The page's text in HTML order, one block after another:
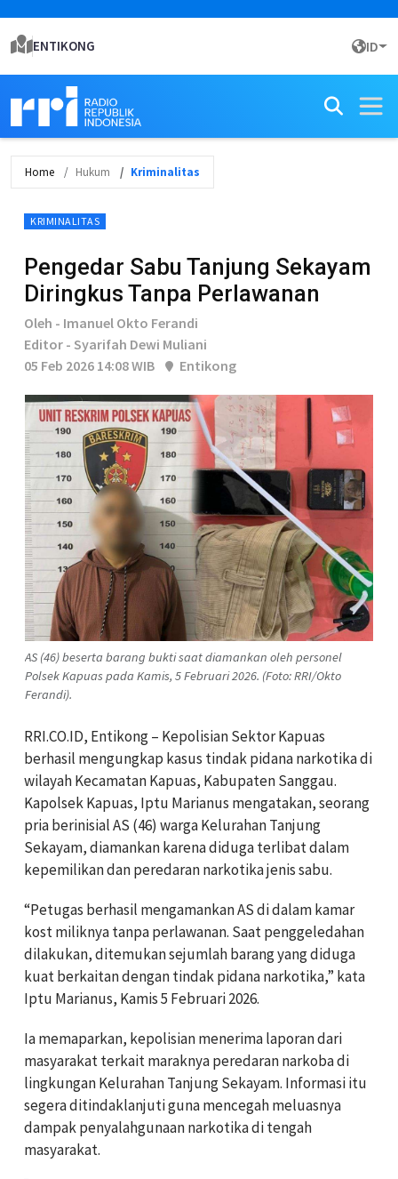
ENTIKONG ID
Home Hukum Kriminalitas
KRIMINALITAS
Pengedar Sabu Tanjung Sekayam
Diringkus Tanpa Perlawanan
Oleh - Imanuel Okto Ferandi
Editor - Syarifah Dewi Muliani
05 Feb 2026 14:08 WIB
Entikong
AS (46) beserta barang bukti saat diamankan oleh personel
Polsek Kapuas pada Kamis, 5 Februari 2026. (Foto: RRI/Okto
Ferandi).
RRI.CO.ID, Entikong – Kepolisian Sektor Kapuas
berhasil mengungkap kasus tindak pidana narkotika di
wilayah Kecamatan Kapuas, Kabupaten Sanggau.
Kapolsek Kapuas, Iptu Marianus mengatakan, seorang
pria berinisial AS (46) warga Kelurahan Tanjung
Sekayam, diamankan karena diduga terlibat dalam
kepemilikan dan peredaran narkotika jenis sabu.
“Petugas berhasil mengamankan AS di dalam kamar
kost miliknya tanpa perlawanan. Saat penggeledahan
dilakukan, ditemukan sejumlah barang yang diduga
kuat berkaitan dengan tindak pidana narkotika,” kata
Iptu Marianus, Kamis 5 Februari 2026.
Ia memaparkan, kepolisian menerima laporan dari
masyarakat terkait maraknya peredaran narkoba di
lingkungan Kelurahan Tanjung Sekayam. Informasi itu
segera ditindaklanjuti guna mencegah meluasnya
dampak penyalahgunaan narkotika di tengah
masyarakat.